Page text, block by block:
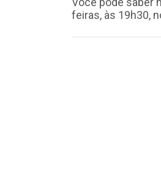
feiras, às 19h30,